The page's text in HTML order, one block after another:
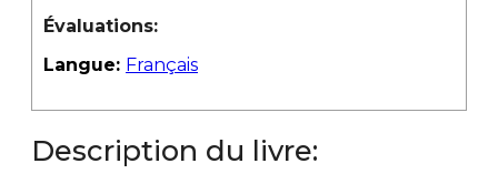
Évaluations:
Langue: Français
Description du livre: